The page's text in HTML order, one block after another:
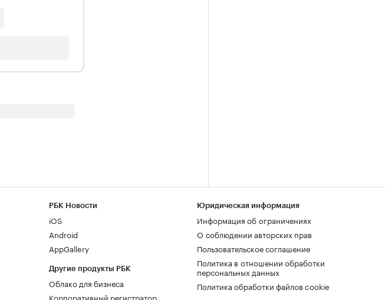
РБК Новости
iOS
Android
AppGallery
Другие продукты РБК
Облако для бизнеса
Корпоративный регистратор
Юридическая информация
Информация об ограничениях
О соблюдении авторских прав
Пользовательское соглашение
Политика в отношении обработки
персональных данных
Политика обработки файлов cookie